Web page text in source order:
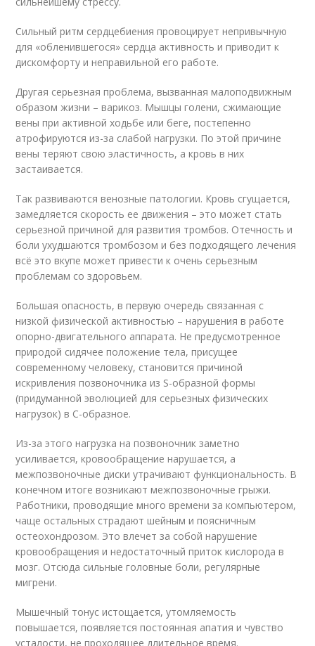
Сильный ритм сердцебиения провоцирует непривычную
для «обленившегося» сердца активность и приводит к
дискомфорту и неправильной его работе.
Другая серьезная проблема, вызванная малоподвижным
образом жизни – варикоз. Мышцы голени, сжимающие
вены при активной ходьбе или беге, постепенно
атрофируются из-за слабой нагрузки. По этой причине
вены теряют свою эластичность, а кровь в них
застаивается.
Так развиваются венозные патологии. Кровь сгущается,
замедляется скорость ее движения – это может стать
серьезной причиной для развития тромбов. Отечность и
боли ухудшаются тромбозом и без подходящего лечения
всё это вкупе может привести к очень серьезным
проблемам со здоровьем.
Большая опасность, в первую очередь связанная с
низкой физической активностью – нарушения в работе
опорно-двигательного аппарата. Не предусмотренное
природой сидячее положение тела, присущее
современному человеку, становится причиной
искривления позвоночника из S-образной формы
(придуманной эволюцией для серьезных физических
нагрузок) в С-образное.
Из-за этого нагрузка на позвоночник заметно
усиливается, кровообращение нарушается, а
межпозвоночные диски утрачивают функциональность. В
конечном итоге возникают межпозвоночные грыжи.
Работники, проводящие много времени за компьютером,
чаще остальных страдают шейным и поясничным
остеохондрозом. Это влечет за собой нарушение
кровообращения и недостаточный приток кислорода в
мозг. Отсюда сильные головные боли, регулярные
мигрени.
Мышечный тонус истощается, утомляемость
повышается, появляется постоянная апатия и чувство
усталости, не проходящее длительное время.